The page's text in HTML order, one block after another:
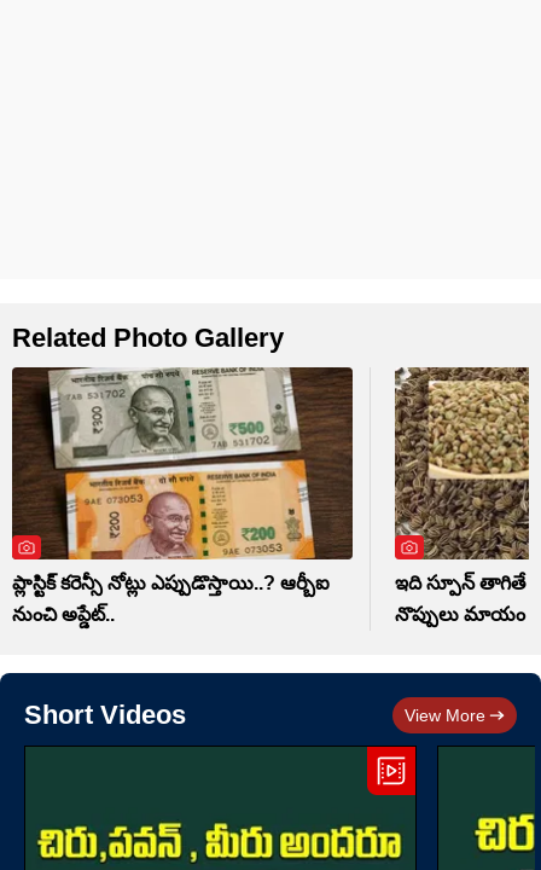
Related Photo Gallery
ప్లాస్టిక్ కరెన్సీ నోట్లు ఎప్పుడొస్తాయి..? ఆర్బీఐ
నుంచి అప్డేట్..
ఇది స్పూన్ తాగితే
నొప్పులు మాయం
Short Videos View More